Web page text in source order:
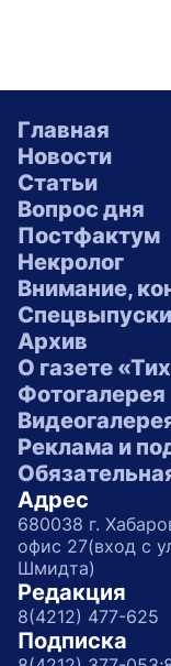
Главная
Новости
Статьи
Вопрос дня
Постфактум
Некролог
Внимание,
Спецвыпуски
Архив
О газете
Фотогалерея
Реклама и
Адрес
680038 г.
офис 27(вход с
Шмидта)
Редакция
8(4212) 477-625
Подписка